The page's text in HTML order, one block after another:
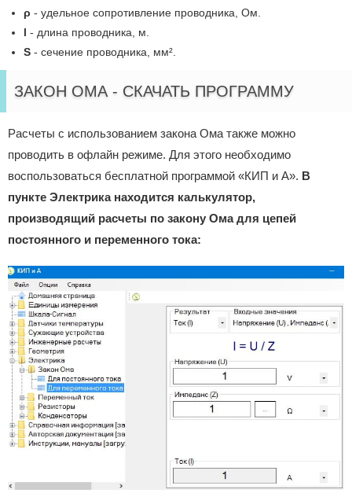
ρ - удельное сопротивление проводника, Ом.
l - длина проводника, м.
S - сечение проводника, мм².
ЗАКОН ОМА - СКАЧАТЬ ПРОГРАММУ
Расчеты с использованием закона Ома также можно
проводить в офлайн режиме. Для этого необходимо
воспользоваться бесплатной программой «КИП и А». В
пункте Электрика находится калькулятор,
производящий расчеты по закону Ома для цепей
постоянного и переменного тока: